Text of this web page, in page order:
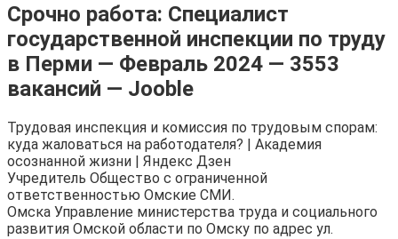
Срочно работа: Специалист
государственной инспекции по труду
в Перми — Февраль 2024 — 3553
вакансий — Jooble
Трудовая инспекция и комиссия по трудовым спорам:
куда жаловаться на работодателя? | Академия
осознанной жизни | Яндекс Дзен
Учредитель Общество с ограниченной
ответственностью Омские СМИ.
Омска Управление министерства труда и социального
развития Омской области по Омску по адрес ул.